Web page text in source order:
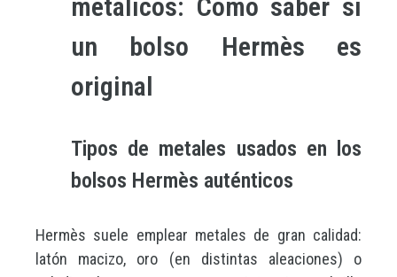
metálicos: Cómo saber si
un bolso Hermès es
original
Tipos de metales usados en los
bolsos Hermès auténticos
Hermès suele emplear metales de gran calidad:
latón macizo, oro (en distintas aleaciones) o